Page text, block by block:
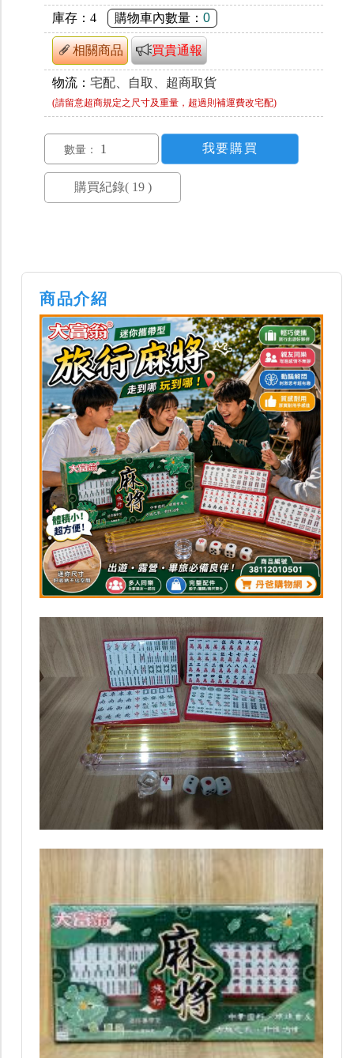
庫存： 4 購物車內數量： 0
相關商品 買貴通報
物流： 宅配、自取、超商取貨
(請留意超商規定之尺寸及重量，超過則補運費改宅配)
數量：
商品介紹